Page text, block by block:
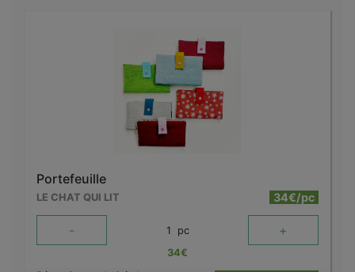
Portefeuille
LE CHAT QUI LIT 34€/pc
- 1 pc +
34€